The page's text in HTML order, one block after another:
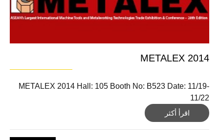
METALEX 2014
METALEX 2014 Hall: 105 Booth No: B523 Date: 11/19-
11/22
اقرأ أكثر